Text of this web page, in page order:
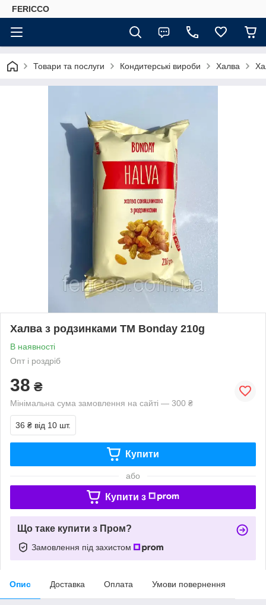
FERICCO
Товари та послуги Кондитерські вироби Халва
Халва з родзинками TM Bonday 210g
В наявності
Опт і роздріб
38 ₴
Мінімальна сума замовлення на сайті — 300 ₴
36 ₴ від 10 шт.
Купити
або
Купити з
Що таке купити з Пром?
Замовлення під захистом
Опис Доставка Оплата Умови повернення